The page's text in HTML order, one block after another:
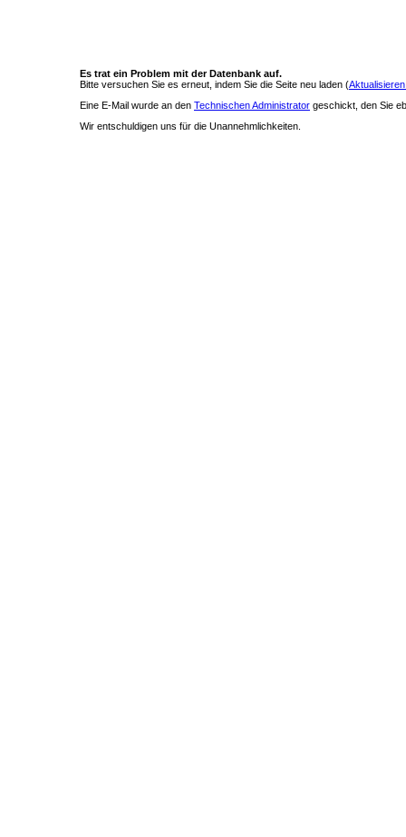
Es trat ein Problem mit der Datenbank auf.
Bitte versuchen Sie es erneut, indem Sie die Seite neu laden (
Eine E-Mail wurde an den Technischen Administrator geschickt, den Sie
Wir entschuldigen uns für die Unannehmlichkeiten.